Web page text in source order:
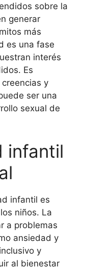
sobre la
generar
más
es una fase
interés
Es
y
ser una
sexual de
infantil
infantil es
niños. La
a problemas
ansiedad y
y
al bienestar